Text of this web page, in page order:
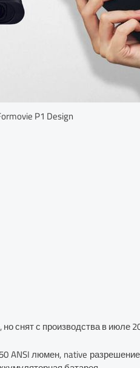
P1 Design
снят с производства в июле
ANSI люмен, native